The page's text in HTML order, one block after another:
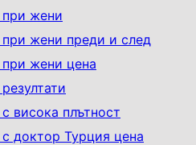
при жени
жени преди и след
жени цена
висока плътност
доктор Турция цена